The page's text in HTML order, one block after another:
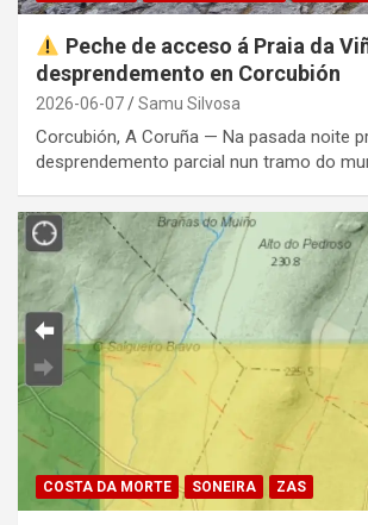
Peche de acceso á Praia da
desprendemento en Corcubión
2026-06-07 Samu Silvosa
Corcubión, A Coruña — Na pasada noite
desprendemento parcial nun tramo do
COSTA DA MORTE SONEIRA ZAS